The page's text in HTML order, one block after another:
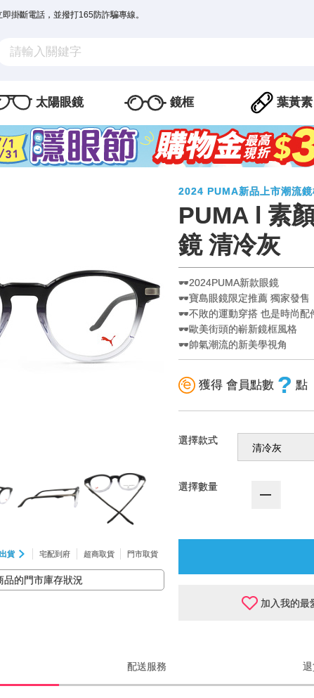
掛斷電話，並撥打165防詐騙專線。
太陽眼鏡 鏡框 葉黃素
貨 宅配到府 超商取貨 門市取貨
品的門市庫存狀況
2024 PUMA新品上市潮流
PUMA l 素
鏡 清冷灰
🕶️2024PUMA新款眼鏡
🕶️寶島眼鏡限定推薦 獨家發售
🕶️不敗的運動穿搭 也是時尚配
🕶️歐美街頭的嶄新鏡框風格
🕶️帥氣潮流的新美學視角
獲得 會員點數 ? 點
選擇款式
選擇數量
加入我的最
配送服務